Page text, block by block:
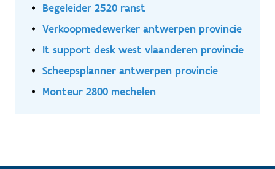
Begeleider 2520 ranst
Verkoopmedewerker antwerpen provincie
It support desk west vlaanderen provincie
Scheepsplanner antwerpen provincie
Monteur 2800 mechelen